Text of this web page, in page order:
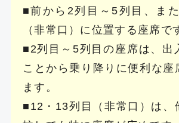
■前から2列目～5列目、ま
（非常口）に位置する座席で
■2列目～5列目の座席は、出
ことから乗り降りに便利な座
ます。
■12・13列目（非常口）は、